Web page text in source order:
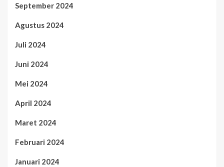
September 2024
Agustus 2024
Juli 2024
Juni 2024
Mei 2024
April 2024
Maret 2024
Februari 2024
Januari 2024